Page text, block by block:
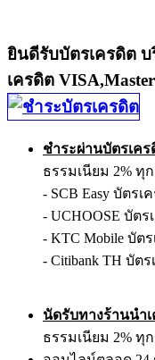
ยินดีรับบัตรเครดิต
เครดิต
ชำระผ่านบัตรเคร
ธรรมเนียม 2% ทุ
- SCB Easy บัต
- UCHOOSE บัตร
- KTC Mobile บัต
- Citibank TH บัต
นัดรับทางร้านนำ
ธรรมเนียม 2% ทุ